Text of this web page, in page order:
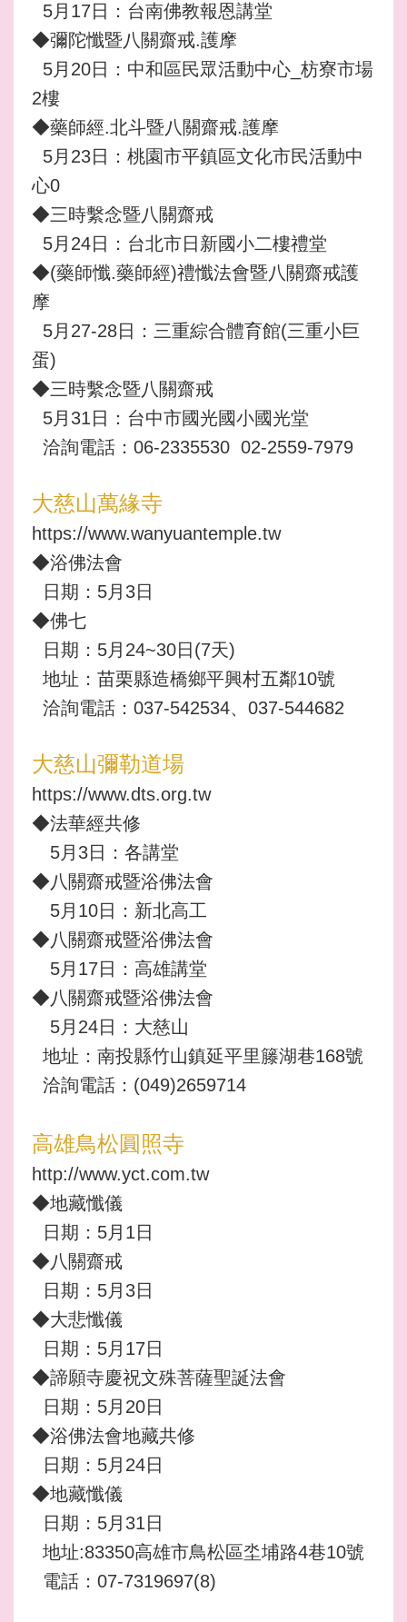
5月17日：台南佛教報恩講堂
◆彌陀懺暨八關齋戒.護摩
5月20日：中和區民眾活動中心_枋寮市場
2樓
◆藥師經.北斗暨八關齋戒.護摩
5月23日：桃園市平鎮區文化市民活動中
心0
◆三時繫念暨八關齋戒
5月24日：台北市日新國小二樓禮堂
◆(藥師懺.藥師經)禮懺法會暨八關齋戒護
摩
5月27-28日：三重綜合體育館(三重小巨
蛋)
◆三時繫念暨八關齋戒
5月31日：台中市國光國小國光堂
洽詢電話：06-2335530 02-2559-7979
大慈山萬緣寺
https://www.wanyuantemple.tw
◆浴佛法會
日期：5月3日
◆佛七
日期：5月24~30日(7天)
地址：苗栗縣造橋鄉平興村五鄰10號
洽詢電話：037-542534、037-544682
大慈山彌勒道場
https://www.dts.org.tw
◆法華經共修
5月3日：各講堂
◆八關齋戒暨浴佛法會
5月10日：新北高工
◆八關齋戒暨浴佛法會
5月17日：高雄講堂
◆八關齋戒暨浴佛法會
5月24日：大慈山
地址：南投縣竹山鎮延平里籐湖巷168號
洽詢電話：(049)2659714
高雄鳥松圓照寺
http://www.yct.com.tw
◆地藏懺儀
日期：5月1日
◆八關齋戒
日期：5月3日
◆大悲懺儀
日期：5月17日
◆諦願寺慶祝文殊菩薩聖誕法會
日期：5月20日
◆浴佛法會地藏共修
日期：5月24日
◆地藏懺儀
日期：5月31日
地址:83350高雄市鳥松區坔埔路4巷10號
電話：07-7319697(8)